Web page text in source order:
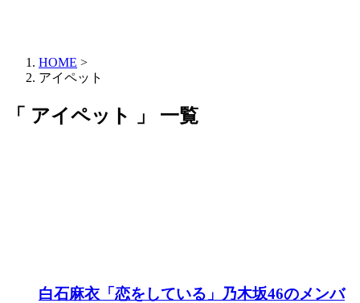
HOME >
アイペット
「 アイペット 」 一覧
白石麻衣「恋をしている」乃木坂46のメンバ